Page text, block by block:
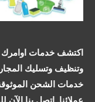
اكتشف خدمات اوامرك
وتنظيف وتسليك
خدمات الشحن